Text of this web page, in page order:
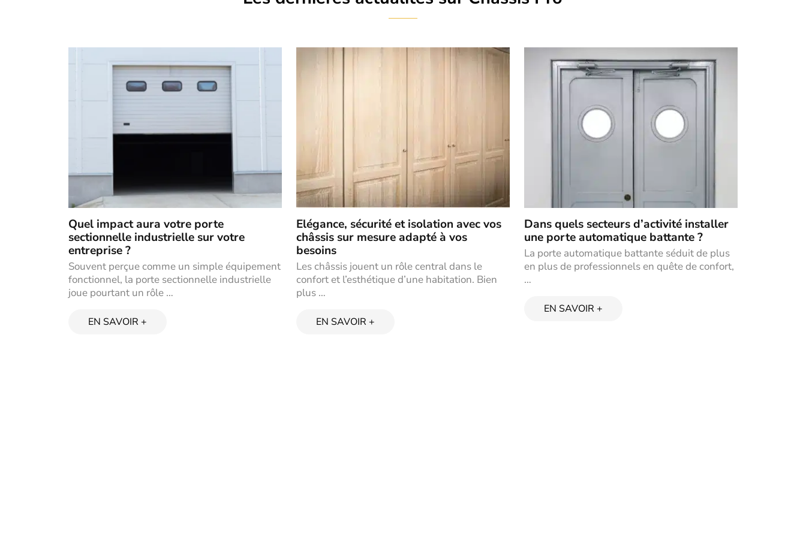
Quel impact aura votre porte
sectionnelle industrielle sur votre
entreprise ?
Souvent perçue comme un simple équipement
fonctionnel, la porte sectionnelle industrielle
joue pourtant un rôle …
EN SAVOIR +
Elégance, sécurité et isolation avec vos
châssis sur mesure adapté à vos
besoins
Les châssis jouent un rôle central dans le
confort et l’esthétique d’une habitation. Bien
plus …
EN SAVOIR +
Dans quels secteurs d’activité installer
une porte automatique battante ?
La porte automatique battante séduit de plus
en plus de professionnels en quête de confort,
…
EN SAVOIR +